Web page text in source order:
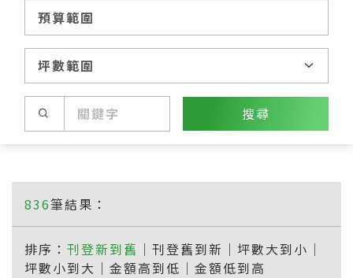
搜尋
836筆結果：
排序： 刊登新到舊 ｜ 刊登舊到新 ｜ 坪數大到小 ｜
坪數小到大 ｜ 金額高到低 ｜ 金額低到高